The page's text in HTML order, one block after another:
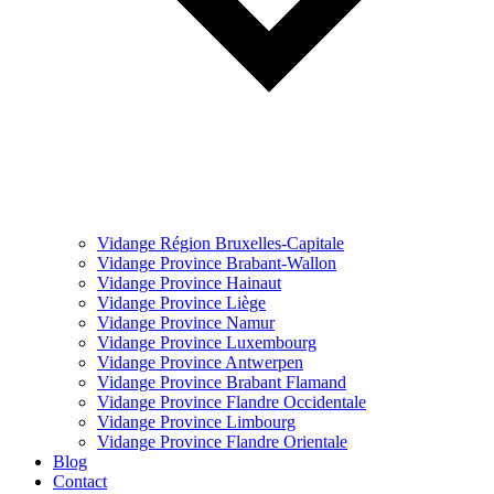
Vidange Région Bruxelles-Capitale
Vidange Province Brabant-Wallon
Vidange Province Hainaut
Vidange Province Liège
Vidange Province Namur
Vidange Province Luxembourg
Vidange Province Antwerpen
Vidange Province Brabant Flamand
Vidange Province Flandre Occidentale
Vidange Province Limbourg
Vidange Province Flandre Orientale
Blog
Contact